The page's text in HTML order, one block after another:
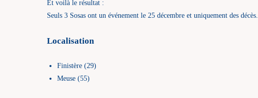
Et voilà le résultat :
Seuls 3 Sosas ont un événement le 25 décembre et uniquement des décès.
Localisation
Finistère (29)
Meuse (55)